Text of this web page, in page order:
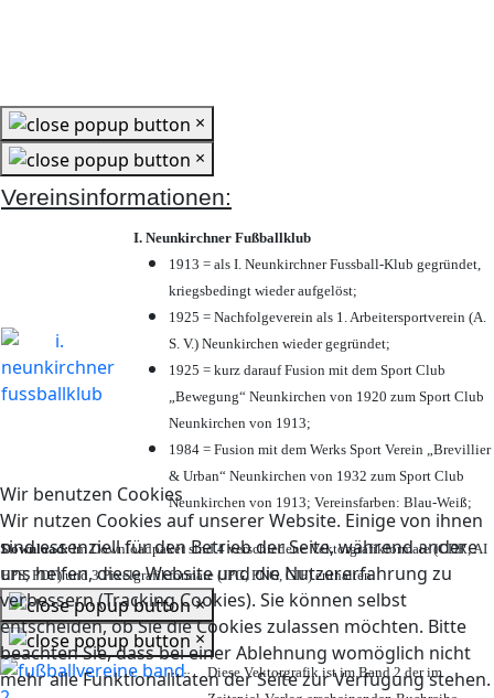
Wir benutzen Cookies
Wir nutzen Cookies auf unserer Website. Einige von ihnen
sind essenziell für den Betrieb der Seite, während andere
uns helfen, diese Website und die Nutzererfahrung zu
verbessern (Tracking Cookies). Sie können selbst
entscheiden, ob Sie die Cookies zulassen möchten. Bitte
beachten Sie, dass bei einer Ablehnung womöglich nicht
mehr alle Funktionalitäten der Seite zur Verfügung stehen.
×
×
Vereinsinformationen:
I. Neunkirchner Fußballklub
1913 = als I. Neunkirchner Fussball-Klub gegründet,
kriegsbedingt wieder aufgelöst;
1925 = Nachfolgeverein als 1. Arbeitersportverein (A.
S. V.) Neunkirchen wieder gegründet;
1925 = kurz darauf Fusion mit dem Sport Club
„Bewegung“ Neunkirchen von 1920 zum Sport Club
Neunkirchen von 1913;
1984 = Fusion mit dem Werks Sport Verein „Brevillier
& Urban“ Neunkirchen von 1932 zum Sport Club
Neunkirchen von 1913; Vereinsfarben: Blau-Weiß;
Download:Im Downloadpaket sind 4 verschiedene Vektorgrafikformate (CDR, AI
EPS, PDF) und 3 Pixelgrafikformate (JPG, PNG, GIF) enthalten.
×
×
Diese Vektorgrafik ist im Band 2 der im